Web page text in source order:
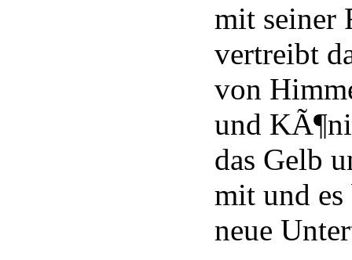
mit seiner
vertreibt
von
und
das Gelb
mit und
neue